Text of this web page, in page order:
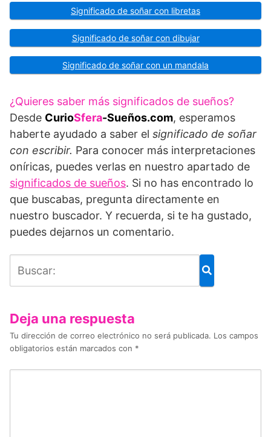
Significado de soñar con libretas
Significado de soñar con dibujar
Significado de soñar con un mandala
¿Quieres saber más significados de sueños?
Desde CurioSfera-Sueños.com, esperamos
haberte ayudado a saber el significado de soñar
con escribir. Para conocer más interpretaciones
oníricas, puedes verlas en nuestro apartado de
significados de sueños. Si no has encontrado lo
que buscabas, pregunta directamente en
nuestro buscador. Y recuerda, si te ha gustado,
puedes dejarnos un comentario.
Deja una respuesta
Tu dirección de correo electrónico no será publicada. Los campos
obligatorios están marcados con *